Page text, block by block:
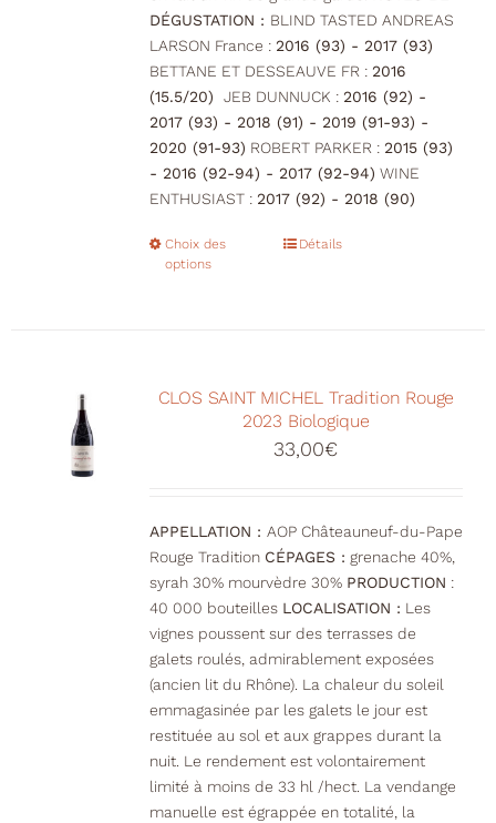
DÉGUSTATION : BLIND TASTED ANDREAS
LARSON France : 2016 (93) - 2017 (93)
BETTANE ET DESSEAUVE FR : 2016
(15.5/20)
JEB DUNNUCK : 2016 (92) -
2017 (93) - 2018 (91) - 2019 (91-93) -
2020 (91-93) ROBERT PARKER : 2015 (93)
- 2016 (92-94) - 2017 (92-94) WINE
ENTHUSIAST : 2017 (92) - 2018 (90)
Choix des
options
Ce
options
peuvent
être
la
page
du
produit
Détails
CLOS SAINT MICHEL Tradition Rouge
2023 Biologique
33,00€
APPELLATION : AOP Châteauneuf-du-Pape
Rouge Tradition CÉPAGES : grenache 40%,
syrah 30% mourvèdre 30% PRODUCTION :
40 000 bouteilles LOCALISATION : Les
vignes poussent sur des terrasses de
galets roulés, admirablement exposées
(ancien lit du Rhône). La chaleur du soleil
emmagasinée par les galets le jour est
restituée au sol et aux grappes durant la
nuit. Le rendement est volontairement
limité à moins de 33 hl /hect. La vendange
manuelle est égrappée en totalité, la